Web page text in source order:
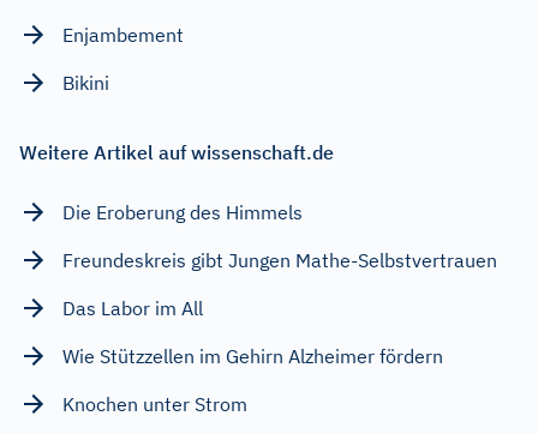
Enjambement
Bikini
Weitere Artikel auf wissenschaft.de
Die Eroberung des Himmels
Freundeskreis gibt Jungen Mathe-Selbstvertrauen
Das Labor im All
Wie Stützzellen im Gehirn Alzheimer fördern
Knochen unter Strom